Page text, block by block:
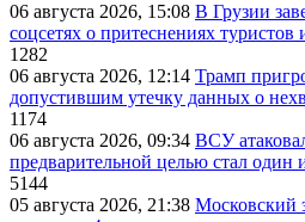
06 августа 2026, 15:08 В Грузии
соцсетях о притеснениях туристов
1282
06 августа 2026, 12:14 Трамп
допустившим утечку данных о
1174
06 августа 2026, 09:34 ВСУ
предварительной целью стал
5144
05 августа 2026, 21:38 Московский